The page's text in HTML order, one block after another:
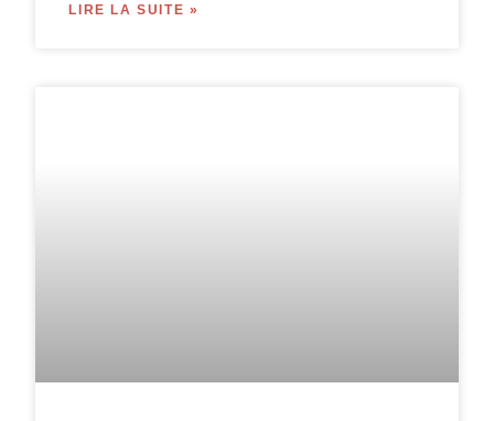
LIRE LA SUITE »